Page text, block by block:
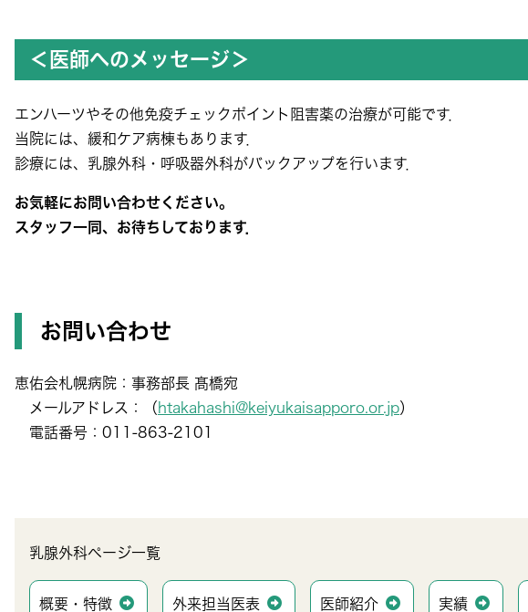
＜医師へのメッセージ＞
エンハーツやその他免疫チェックポイント阻害薬の治療が可能です．
当院には、緩和ケア病棟もあります．
診療には、乳腺外科・呼吸器外科がバックアップを行います．
お気軽にお問い合わせください。
スタッフ一同、お待ちしております．
お問い合わせ
恵佑会札幌病院：事務部長 髙橋宛
メールアドレス：（ htakahashi@keiyukaisapporo.or.jp）
電話番号：011-863-2101
乳腺外科ページ一覧
概要・特徴 外来担当医表 医師紹介 実績